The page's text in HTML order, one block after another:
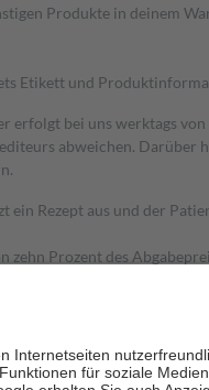
Produkte in deinem
Etikett und
erfolgt bei uns werktags
abweichen.
Rezept aus und der
Prozent des
zu stärken und die
mit Ausnahme der